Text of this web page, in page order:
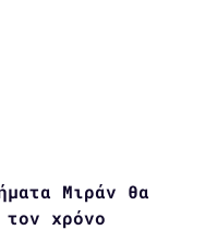
Μιράν θα
χρόνο